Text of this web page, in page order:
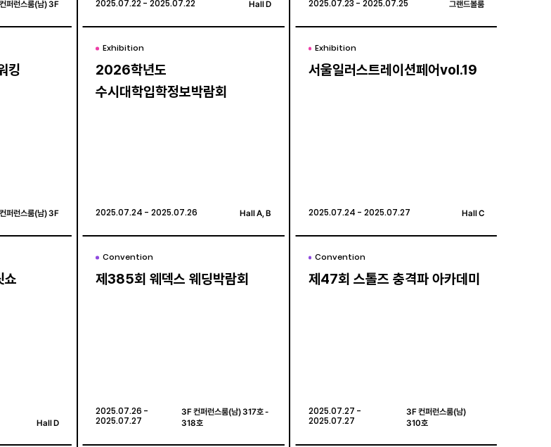
컨퍼런스룸(남) 3F
컨퍼런스룸(남) 3F 2025.07.22 - 2025.07.22 Hall D
2025.07.22 - 2025.07.22 Hall D 2025.07.23 - 2025.07.25 그랜드볼룸
2025.07.23 - 2025.07.25 그랜드볼룸
킹
컨퍼런스룸(남) 3F
킹
컨퍼런스룸(남) 3F
Exhibition
2026학년도
수시대학입학정보박람회
2025.07.24 - 2025.07.26 Hall A, B
Exhibition
2026학년도
수시대학입학정보박람회
2025.07.24 - 2025.07.26 Hall A, B
Exhibition
서울일러스트레이션페어vol.19
2025.07.24 - 2025.07.27 Hall C
Exhibition
서울일러스트레이션페어vol.19
2025.07.24 - 2025.07.27 Hall C
쇼
Hall D
쇼
Hall D
Convention
제385회 웨덱스 웨딩박람회
2025.07.26 -
2025.07.27
3F 컨퍼런스룸(남) 317호 -
318호
Convention
제385회 웨덱스 웨딩박람회
2025.07.26 -
2025.07.27
3F 컨퍼런스룸(남) 317호 -
318호
Convention
제47회 스톨즈 충격파 아카데미
2025.07.27 -
2025.07.27
3F 컨퍼런스룸(남)
310호
Convention
제47회 스톨즈 충격파 아카데미
2025.07.27 -
2025.07.27
3F 컨퍼런스룸(남)
310호